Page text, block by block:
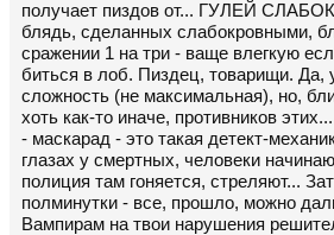
получает пиздов от... ГУЛЕЙ
блядь, сделанных слабокровными,
сражении 1 на три - ваще влегкую
биться в лоб. Пиздец, товарищи. Да,
сложность (не максимальная), но,
хоть как-то иначе, противников этих...
- маскарад - это такая детект-
глазах у смертных, человеки
полиция там гоняется, стреляют...
полминутки - все, прошло, можно
Вампирам на твои нарушения